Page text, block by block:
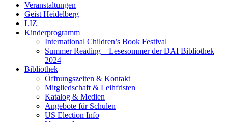
Veranstaltungen
Geist Heidelberg
LIZ
Kinderprogramm
International Children’s Book Festival
Summer Reading – Lesesommer der DAI Bibliothek
2024
Bibliothek
Öffnungszeiten & Kontakt
Mitgliedschaft & Leihfristen
Katalog & Medien
Angebote für Schulen
US Election Info